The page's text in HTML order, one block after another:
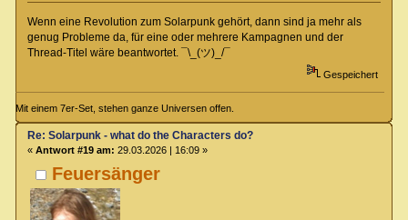
Wenn eine Revolution zum Solarpunk gehört, dann sind ja mehr als
genug Probleme da, für eine oder mehrere Kampagnen und der
Thread-Titel wäre beantwortet. ¯\_(ツ)_/¯
Gespeichert
Mit einem 7er-Set, stehen ganze Universen offen.
Feuersänger
Re: Solarpunk - what do the Characters do?
« Antwort #19 am: 29.03.2026 | 16:09 »